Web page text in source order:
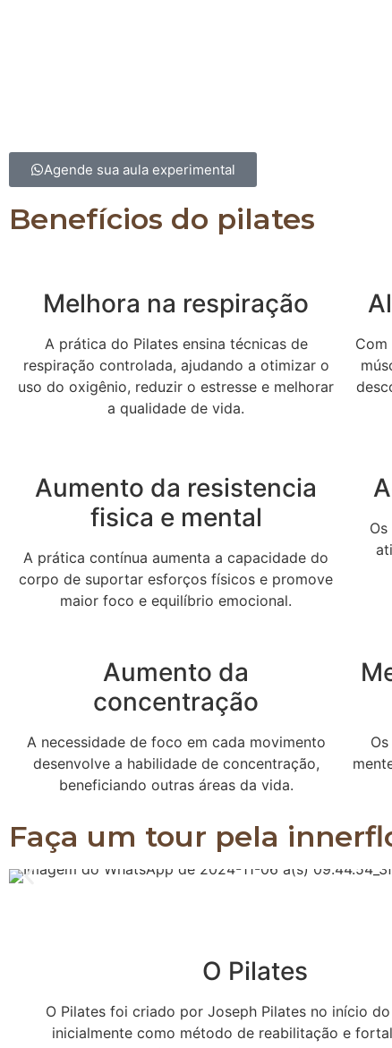
Agende sua aula experimental
Benefícios do pilates
Melhora na respiração
A prática do Pilates ensina técnicas de
respiração controlada, ajudando a otimizar o
uso do oxigênio, reduzir o estresse e melhorar
a qualidade de vida.
Aumento da resistencia
fisica e mental
A prática contínua aumenta a capacidade do
corpo de suportar esforços físicos e promove
maior foco e equilíbrio emocional.
Aumento da
concentração
A necessidade de foco em cada movimento
desenvolve a habilidade de concentração,
beneficiando outras áreas da vida.
Faça um tour pela
O Pilates
O Pilates foi criado por Joseph Pilates no início do
inicialmente como método de reabilitação e